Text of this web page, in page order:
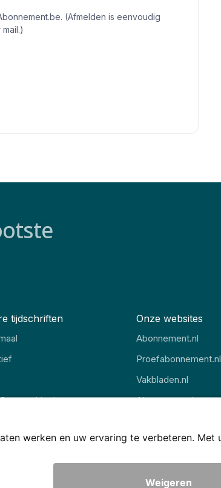
(Afmelden is eenvoudig
tijdschriften
Jr
Onze websites
Abonnement.nl
Proefabonnement.nl
Vakbladen.nl
Abonnement.be